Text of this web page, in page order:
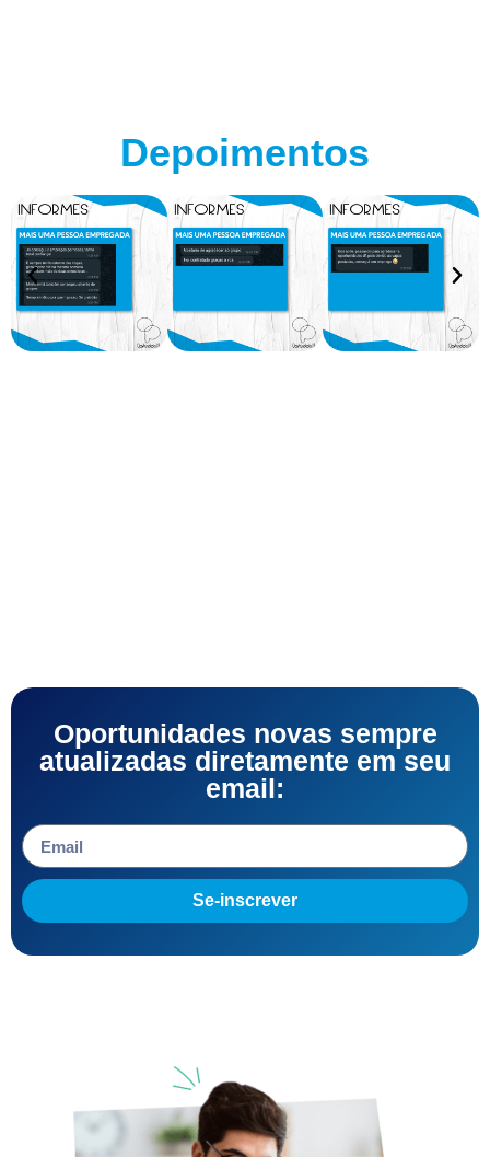
Depoimentos
Oportunidades novas sempre
atualizadas diretamente em seu
email:
Se-inscrever